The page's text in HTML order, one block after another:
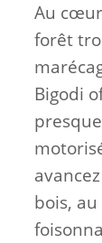
Au cœur
forêt
Bigodi
bois,